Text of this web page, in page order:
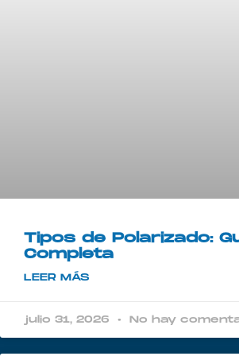
Tipos de Polarizado:
Completa
LEER MÁS
julio 31, 2026 No hay